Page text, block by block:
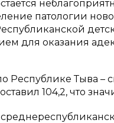
патологии
для оказания
Республике Тыва –
104,2, что